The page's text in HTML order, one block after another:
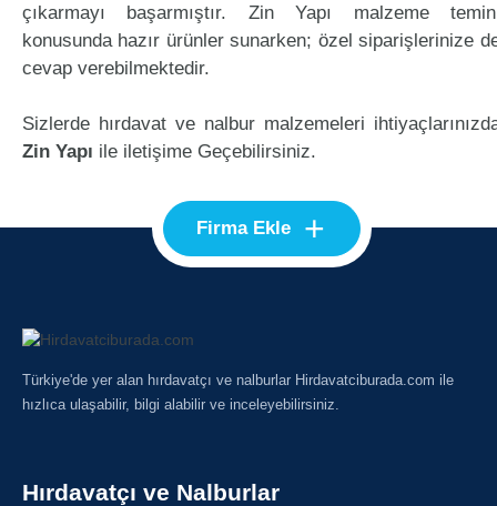
çıkarmayı başarmıştır. Zin Yapı malzeme
konusunda hazır ürünler sunarken; özel siparişlerinize
cevap verebilmektedir.
Sizlerde hırdavat ve nalbur malzemeleri
Zin Yapı ile iletişime Geçebilirsiniz.
Firma Ekle +
Türkiye'de yer alan hırdavatçı ve nalburlar Hirdavatciburada.com ile
hızlıca ulaşabilir, bilgi alabilir ve inceleyebilirsiniz.
Hırdavatçı ve Nalburlar